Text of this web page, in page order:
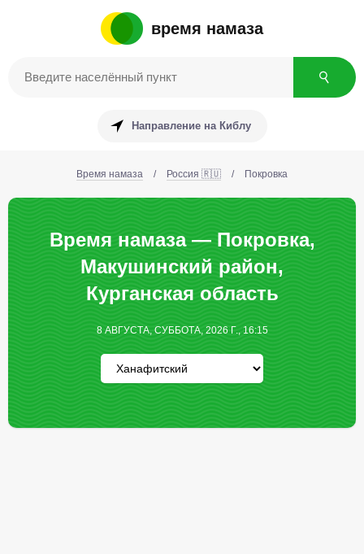
время намаза
Направление на Киблу
Время намаза / Россия 🇷🇺 / Покровка
Время намаза — Покровка,
Макушинский район,
Курганская область
8 АВГУСТА, СУББОТА, 2026 Г., 16:15